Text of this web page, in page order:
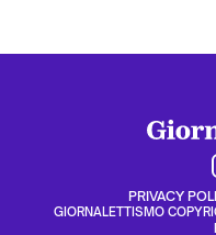
PRIVACY
GIORNALETTISMO